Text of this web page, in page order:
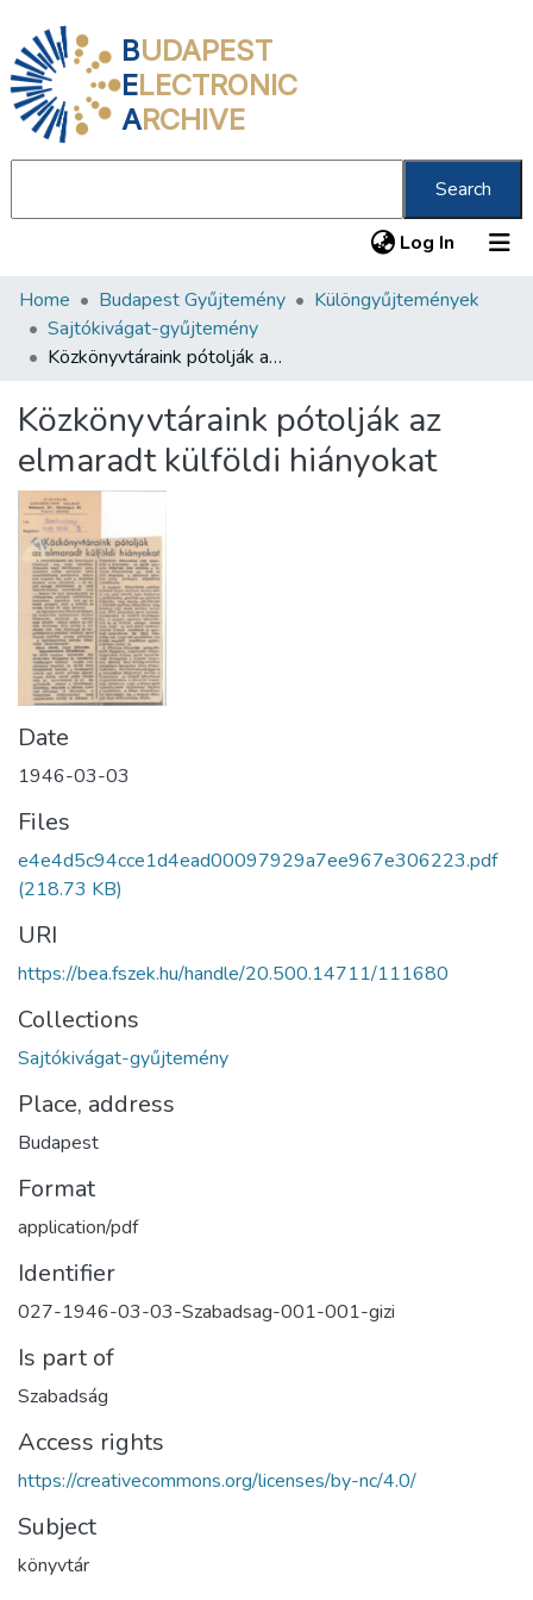
BUDAPEST
ELECTRONIC
ARCHIVE
Search
Log In (current)
Communities & Collections
All of DSpace
About us
Home Budapest Gyűjtemény
Különgyűjtemények
Sajtókivágat-gyűjtemény
Közkönyvtáraink pótolják az elmaradt külföldi hiányokat
Közkönyvtáraink pótolják az
elmaradt külföldi hiányokat
Date
1946-03-03
Files
e4e4d5c94cce1d4ead00097929a7ee967e306223.pdf
(218.73 KB)
URI
https://bea.fszek.hu/handle/20.500.14711/111680
Collections
Sajtókivágat-gyűjtemény
Place, address
Budapest
Format
application/pdf
Identifier
027-1946-03-03-Szabadsag-001-001-gizi
Is part of
Szabadság
Access rights
https://creativecommons.org/licenses/by-nc/4.0/
Subject
könyvtár